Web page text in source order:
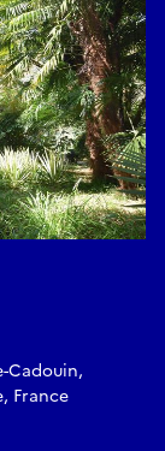
Cadouin,
France